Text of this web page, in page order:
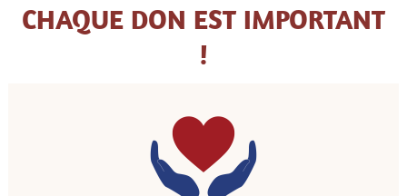
CHAQUE DON EST IMPORTANT
!